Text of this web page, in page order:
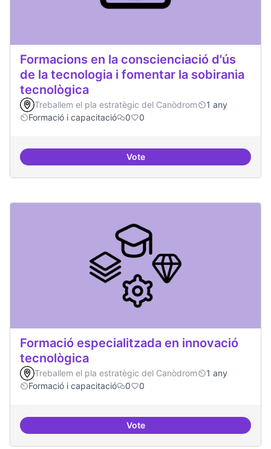
Formacions en la conscienciació d'ús
de la tecnologia i fomentar la sobirania
tecnològica
Treballem el pla estratègic del Canòdrom
1 any
Formació i capacitació
0 0
VoteFormacions en la
Formació especialitzada en innovació
tecnològica
Treballem el pla estratègic del Canòdrom
1 any
Formació i capacitació
0 0
VoteFormació especialitzada en